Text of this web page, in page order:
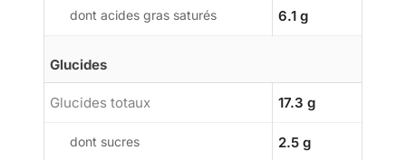
dont acides gras saturés 6.1 g
Glucides
Glucides totaux 17.3 g
dont sucres 2.5 g